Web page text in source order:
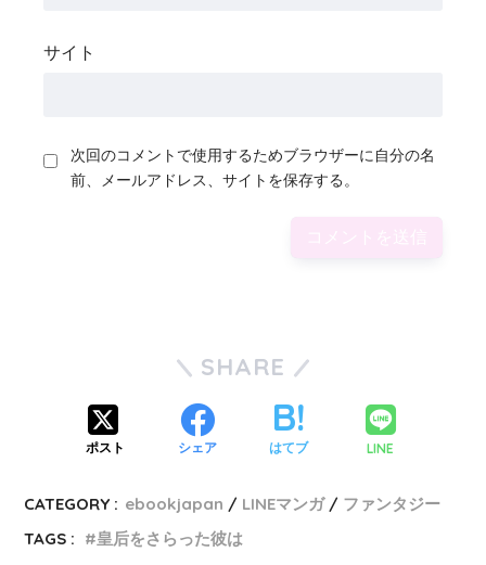
サイト
次回のコメントで使用するためブラウザーに自分の名
前、メールアドレス、サイトを保存する。
SHARE
ポスト シェア はてブ LINE
CATEGORY : ebookjapan LINEマンガ
ファンタジー
TAGS :
皇后をさらった彼は